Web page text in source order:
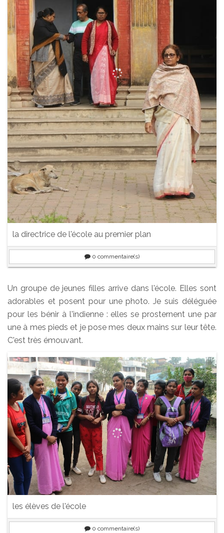
la directrice de l'école au premier plan
0 commentaire(s)
Un groupe de jeunes filles arrive dans l'école. Elles sont
adorables et posent pour une photo. Je suis déléguée
pour les bénir à l'indienne : elles se prosternent une par
une à mes pieds et je pose mes deux mains sur leur tête.
C'est très émouvant.
les élèves de l'école
0 commentaire(s)